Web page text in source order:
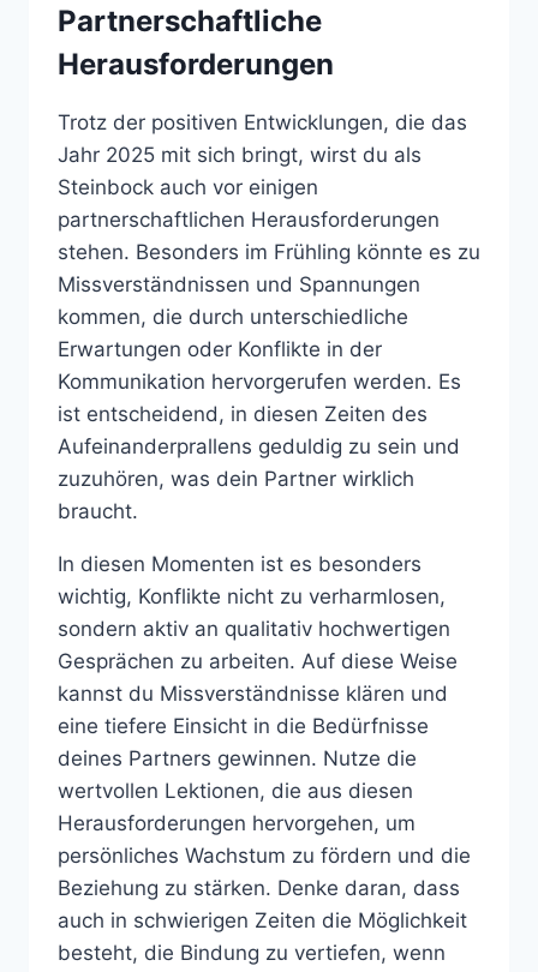
Partnerschaftliche
Herausforderungen
Trotz der positiven Entwicklungen, die das
Jahr 2025 mit sich bringt, wirst du als
Steinbock auch vor einigen
partnerschaftlichen Herausforderungen
stehen. Besonders im Frühling könnte es zu
Missverständnissen und Spannungen
kommen, die durch unterschiedliche
Erwartungen oder Konflikte in der
Kommunikation hervorgerufen werden. Es
ist entscheidend, in diesen Zeiten des
Aufeinanderprallens geduldig zu sein und
zuzuhören, was dein Partner wirklich
braucht.
In diesen Momenten ist es besonders
wichtig, Konflikte nicht zu verharmlosen,
sondern aktiv an qualitativ hochwertigen
Gesprächen zu arbeiten. Auf diese Weise
kannst du Missverständnisse klären und
eine tiefere Einsicht in die Bedürfnisse
deines Partners gewinnen. Nutze die
wertvollen Lektionen, die aus diesen
Herausforderungen hervorgehen, um
persönliches Wachstum zu fördern und die
Beziehung zu stärken. Denke daran, dass
auch in schwierigen Zeiten die Möglichkeit
besteht, die Bindung zu vertiefen, wenn